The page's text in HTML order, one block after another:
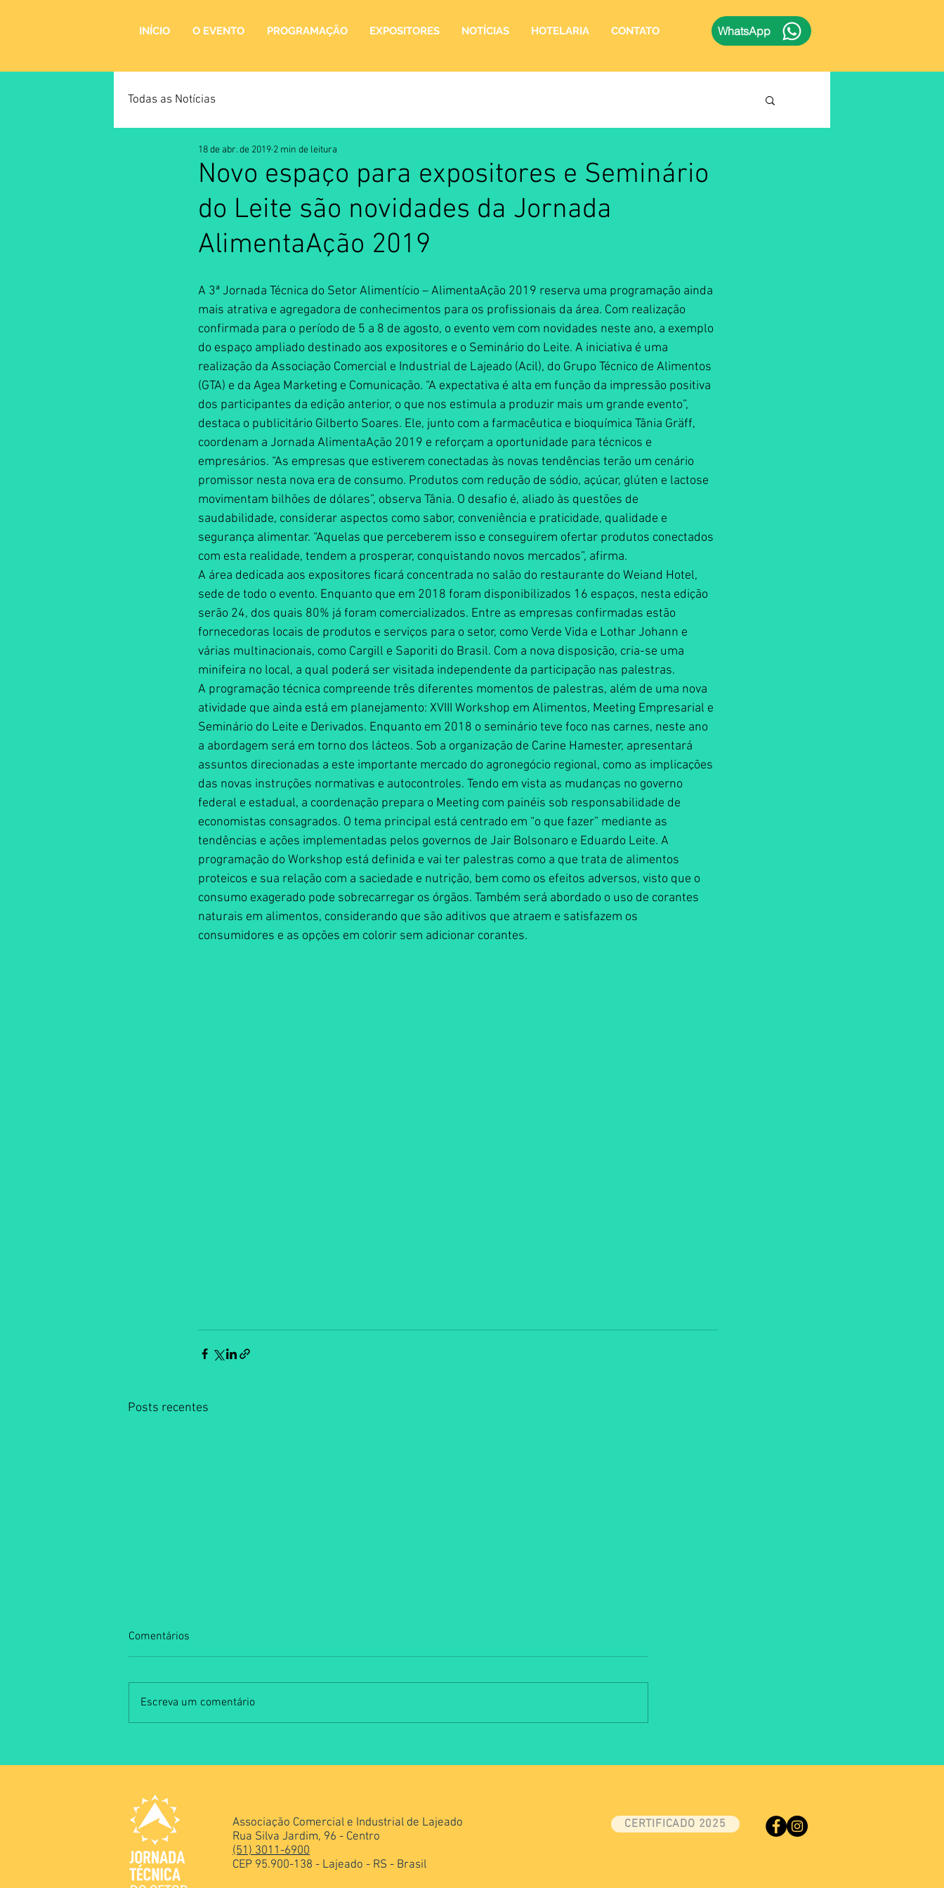
INÍCIO O EVENTO PROGRAMAÇÃO EXPOSITORES NOTÍCIAS HOTELARIA CONTATO WhatsApp
Todas as Notícias
Novo espaço para expositores e Seminário
do Leite são novidades da Jornada
AlimentaAção 2019
18 de abr. de 2019 2 min de leitura
A 3ª Jornada Técnica do Setor Alimentício – AlimentaAção 2019 reserva uma programação ainda
mais atrativa e agregadora de conhecimentos para os profissionais da área. Com realização
confirmada para o período de 5 a 8 de agosto, o evento vem com novidades neste ano, a exemplo
do espaço ampliado destinado aos expositores e o Seminário do Leite. A iniciativa é uma
realização da Associação Comercial e Industrial de Lajeado (Acil), do Grupo Técnico de Alimentos
(GTA) e da Agea Marketing e Comunicação. “A expectativa é alta em função da impressão positiva
dos participantes da edição anterior, o que nos estimula a produzir mais um grande evento”,
destaca o publicitário Gilberto Soares. Ele, junto com a farmacêutica e bioquímica Tânia Gräff,
coordenam a Jornada AlimentaAção 2019 e reforçam a oportunidade para técnicos e
empresários. “As empresas que estiverem conectadas às novas tendências terão um cenário
promissor nesta nova era de consumo. Produtos com redução de sódio, açúcar, glúten e lactose
movimentam bilhões de dólares”, observa Tânia. O desafio é, aliado às questões de
saudabilidade, considerar aspectos como sabor, conveniência e praticidade, qualidade e
segurança alimentar. “Aquelas que perceberem isso e conseguirem ofertar produtos conectados
com esta realidade, tendem a prosperar, conquistando novos mercados”, afirma.
A área dedicada aos expositores ficará concentrada no salão do restaurante do Weiand Hotel,
sede de todo o evento. Enquanto que em 2018 foram disponibilizados 16 espaços, nesta edição
serão 24, dos quais 80% já foram comercializados. Entre as empresas confirmadas estão
fornecedoras locais de produtos e serviços para o setor, como Verde Vida e Lothar Johann e
várias multinacionais, como Cargill e Saporiti do Brasil. Com a nova disposição, cria-se uma
minifeira no local, a qual poderá ser visitada independente da participação nas palestras.
A programação técnica compreende três diferentes momentos de palestras, além de uma nova
atividade que ainda está em planejamento: XVIII Workshop em Alimentos, Meeting Empresarial e
Seminário do Leite e Derivados. Enquanto em 2018 o seminário teve foco nas carnes, neste ano
a abordagem será em torno dos lácteos. Sob a organização de Carine Hamester, apresentará
assuntos direcionadas a este importante mercado do agronegócio regional, como as implicações
das novas instruções normativas e autocontroles. Tendo em vista as mudanças no governo
federal e estadual, a coordenação prepara o Meeting com painéis sob responsabilidade de
economistas consagrados. O tema principal está centrado em “o que fazer” mediante as
tendências e ações implementadas pelos governos de Jair Bolsonaro e Eduardo Leite. A
programação do Workshop está definida e vai ter palestras como a que trata de alimentos
proteicos e sua relação com a saciedade e nutrição, bem como os efeitos adversos, visto que o
consumo exagerado pode sobrecarregar os órgãos. Também será abordado o uso de corantes
naturais em alimentos, considerando que são aditivos que atraem e satisfazem os
consumidores e as opções em colorir sem adicionar corantes.
Posts recentes
Comentários
Escreva um comentário
Associação Comercial e Industrial de Lajeado
Rua Silva Jardim, 96 - Centro
(51) 3011-6900
CEP 95.900-138 - Lajeado - RS - Brasil
CERTIFICADO 2025